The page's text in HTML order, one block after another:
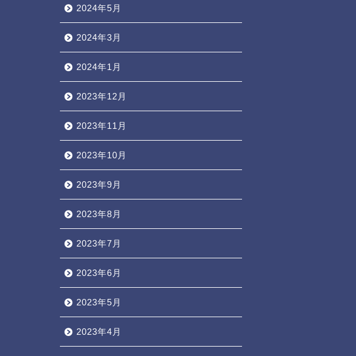
2024年5月
2024年3月
2024年1月
2023年12月
2023年11月
2023年10月
2023年9月
2023年8月
2023年7月
2023年6月
2023年5月
2023年4月